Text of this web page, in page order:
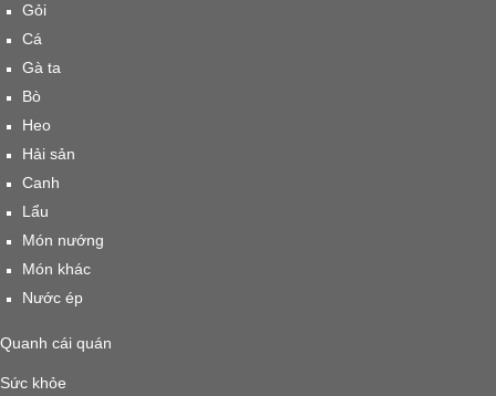
Gỏi
Cá
Gà ta
Bò
Heo
Hải sản
Canh
Lẩu
Món nướng
Món khác
Nước ép
Quanh cái quán
Sức khỏe